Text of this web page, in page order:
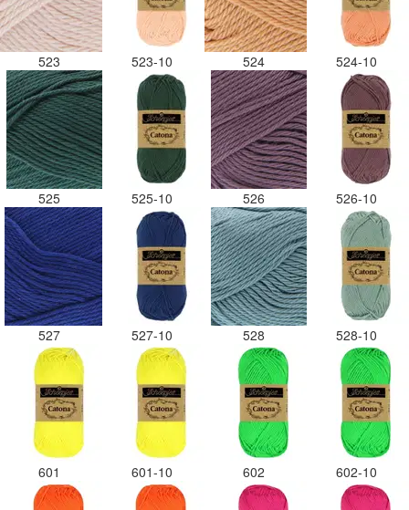
523 523-10 524 524-10
525 525-10 526 526-10
527 527-10 528 528-10
601 601-10 602 602-10